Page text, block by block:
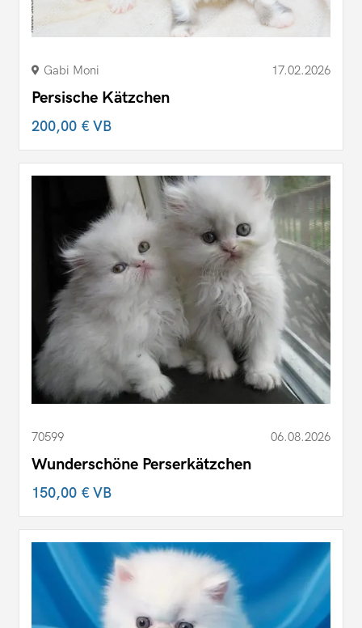
Gabi Moni 17.02.2026
Persische Kätzchen
200,00 €VB
70599 06.08.2026
Wunderschöne Perserkätzchen
150,00 €VB